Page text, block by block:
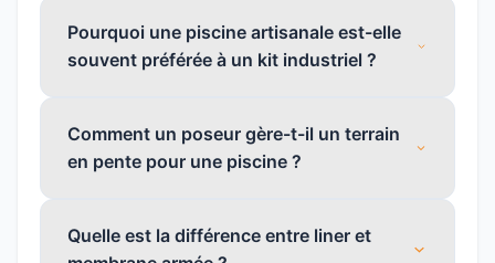
Pourquoi une piscine artisanale est-elle
souvent préférée à un kit industriel ?
Comment un poseur gère-t-il un terrain
en pente pour une piscine ?
Quelle est la différence entre liner et